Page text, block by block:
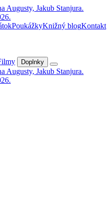
PoukážkyKnižný blogKontakt
Doplnky